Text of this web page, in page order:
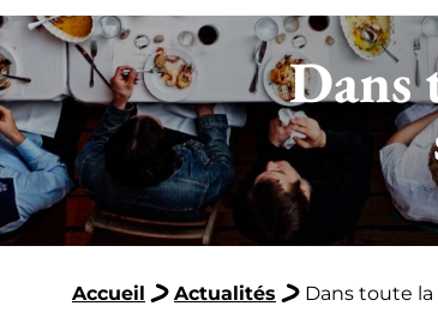
Dans
Accueil Actualités Dans toute la